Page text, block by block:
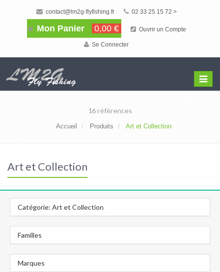
contact@lm2g-flyfishing.fr 02 33 25 15 72 >
Mon Panier 0,00 € Ouvrir un Compte
Se Connecter
Menu
16 références
Accueil Produits Art et Collection
Art et Collection
Catégorie: Art et Collection
Familles
Marques